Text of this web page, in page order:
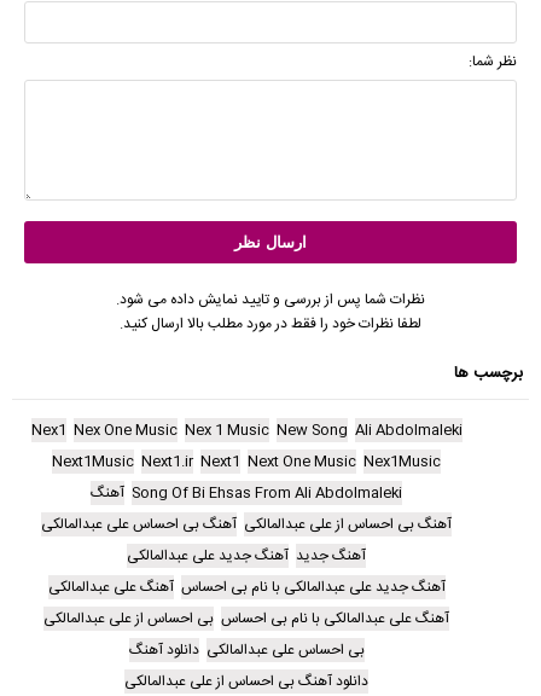
نظر شما:
نظرات شما پس از بررسی و تایید نمایش داده می شود.
لطفا نظرات خود را فقط در مورد مطلب بالا ارسال کنید.
برچسب ها
Ali Abdolmaleki
New Song
Nex 1 Music
Nex One Music
Nex1
Nex1Music
Next One Music
Next1
Next1.ir
Next1Music
Song Of Bi Ehsas From Ali Abdolmaleki آهنگ
آهنگ بی احساس از علی عبدالمالکی آهنگ بی احساس علی عبدالمالکی
آهنگ جدید آهنگ جدید علی عبدالمالکی
آهنگ جدید علی عبدالمالکی با نام بی احساس آهنگ علی عبدالمالکی
آهنگ علی عبدالمالکی با نام بی احساس بی احساس از علی عبدالمالکی
بی احساس علی عبدالمالکی دانلود آهنگ
دانلود آهنگ بی احساس از علی عبدالمالکی